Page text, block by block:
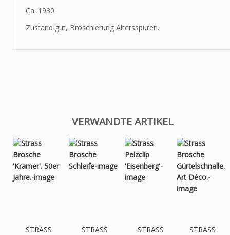
Ca. 1930.
Zustand gut, Broschierung Altersspuren.
VERWANDTE ARTIKEL
STRASS
STRASS
STRASS
STRASS